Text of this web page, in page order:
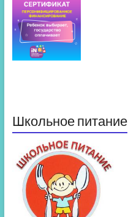
Школьное питание